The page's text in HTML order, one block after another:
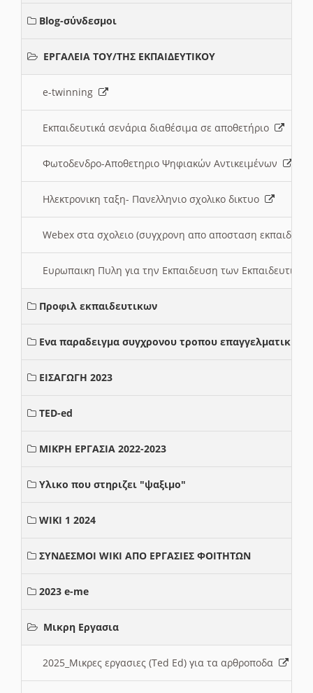
Blog-σύνδεσμοι
ΕΡΓΑΛΕΙΑ ΤΟΥ/ΤΗΣ ΕΚΠΑΙΔΕΥΤΙΚΟΥ
e-twinning
Εκπαιδευτικά σενάρια διαθέσιμα σε αποθετήριο
Φωτοδενδρο-Αποθετηριο Ψηφιακών Αντικειμένων
Ηλεκτρονικη ταξη- Πανελληνιο σχολικο δικτυο
Webex στα σχολειο (συγχρονη απο αποσταση
Ευρωπαικη Πυλη για την Εκπαιδευση των
Προφιλ εκπαιδευτικων
Ενα παραδειγμα συγχρονου τροπου επαγγελματικης
ΕΙΣΑΓΩΓΗ 2023
TED-ed
ΜΙΚΡΗ ΕΡΓΑΣΙΑ 2022-2023
Υλικο που στηριζει "ψαξιμο"
WIKI 1 2024
ΣΥΝΔΕΣΜΟΙ WIKI ΑΠΟ ΕΡΓΑΣΙΕΣ ΦΟΙΤΗΤΩΝ
2023 e-me
Μικρη Εργασια
2025_Μικρες εργασιες (Ted Ed) για τα αρθροποδα